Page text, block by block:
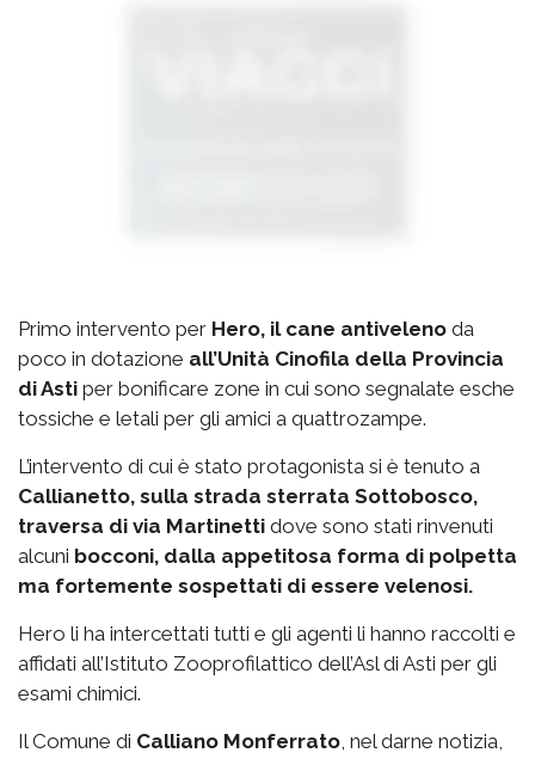
Primo intervento per Hero, il cane antiveleno da
poco in dotazione all’Unità Cinofila della Provincia
di Asti per bonificare zone in cui sono segnalate esche
tossiche e letali per gli amici a quattrozampe.
L’intervento di cui è stato protagonista si è tenuto a
Callianetto, sulla strada sterrata Sottobosco,
traversa di via Martinetti dove sono stati rinvenuti
alcuni bocconi, dalla appetitosa forma di polpetta
ma fortemente sospettati di essere velenosi.
Hero li ha intercettati tutti e gli agenti li hanno raccolti e
affidati all’Istituto Zooprofilattico dell’Asl di Asti per gli
esami chimici.
Il Comune di Calliano Monferrato, nel darne notizia,